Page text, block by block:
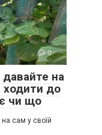
0
давайте на
ходити до
чи що
сам у своїй